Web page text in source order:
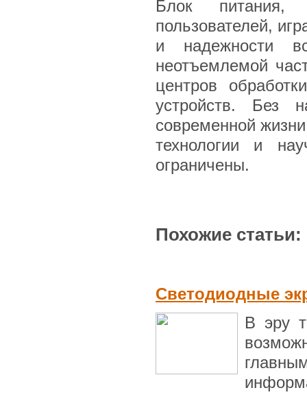
Блок питания,
пользователей,
и надежности
неотъемлемой
центров
устройств. Без
современной
технологии и
ограничены.
Похожие статьи:
Светодиодные
В эру